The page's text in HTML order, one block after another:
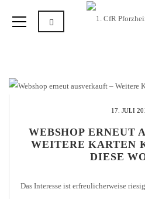
17. JULI
WEBSHOP ERNEUT
WEITERE KARTEN
DIESE
Das Interesse ist erfreulicherweise